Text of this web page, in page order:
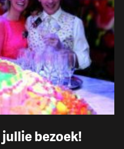
bezoek!